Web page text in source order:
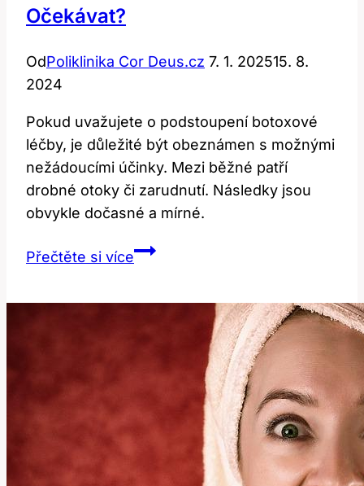
Očekávat?
OdPoliklinika Cor Deus.cz 7. 1. 202515. 8.
2024
Pokud uvažujete o podstoupení botoxové
léčby, je důležité být obeznámen s možnými
nežádoucími účinky. Mezi běžné patří
drobné otoky či zarudnutí. Následky jsou
obvykle dočasné a mírné.
Přečtěte si víceNežádoucí